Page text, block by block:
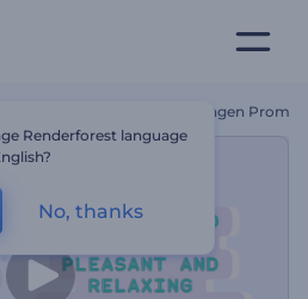
Schönheitsdienstleistungen Promo
Renderforest language
No, thanks